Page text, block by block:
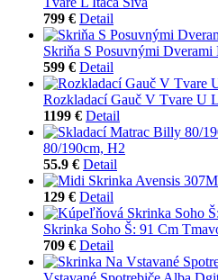
799 € Detail
Skriňa S Posuvnými
599 € Detail
Rozkladací Gauč V Tvare U
1199 € Detail
80/190cm, H2
55.9 € Detail
129 € Detail
Skrinka Soho Š: 91 Cm
709 € Detail